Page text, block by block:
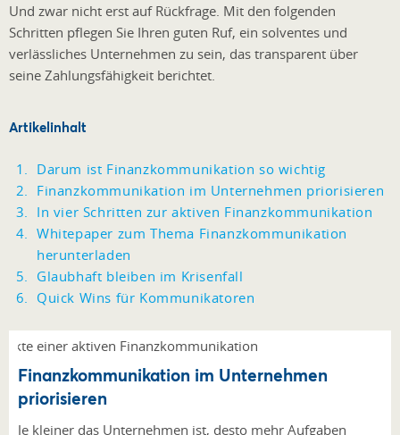
Und zwar nicht erst auf Rückfrage. Mit den folgenden
Schritten pflegen Sie Ihren guten Ruf, ein solventes und
verlässliches Unternehmen zu sein, das transparent über
seine Zahlungsfähigkeit berichtet.
Artikelinhalt
Darum ist Finanzkommunikation so wichtig
Finanzkommunikation im Unternehmen priorisieren
In vier Schritten zur aktiven Finanzkommunikation
Whitepaper zum Thema Finanzkommunikation
herunterladen
Glaubhaft bleiben im Krisenfall
Quick Wins für Kommunikatoren
Finanzkommunikation im Unternehmen
priorisieren
Je kleiner das Unternehmen ist, desto mehr Aufgaben